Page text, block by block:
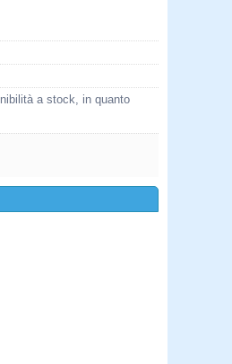
a stock, in quanto